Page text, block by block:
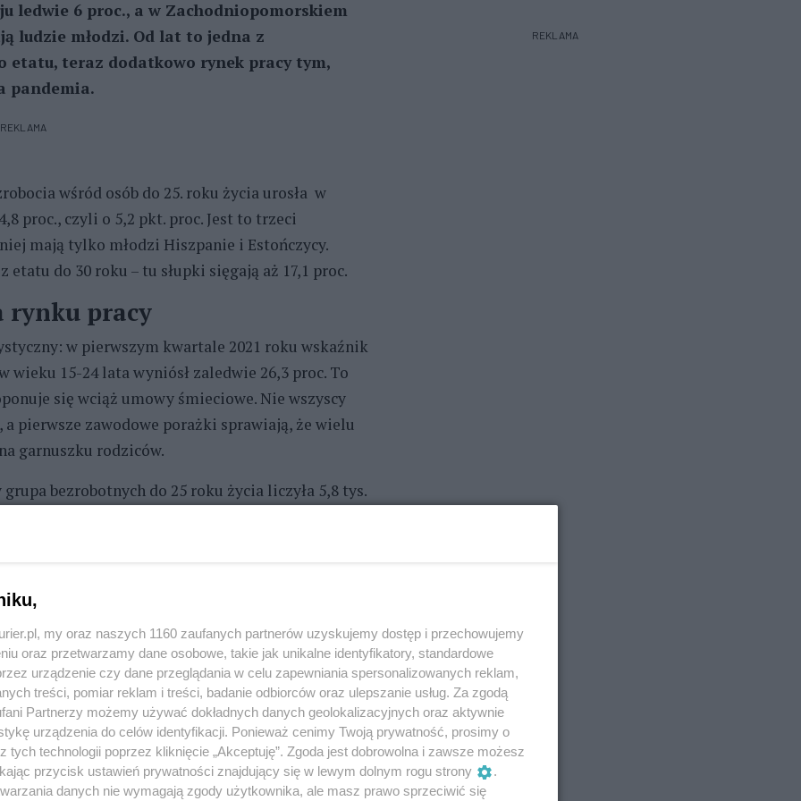
ledwie 6 proc., a w Zachodniopomorskiem
ludzie młodzi. Od lat to jedna z
etatu, teraz dodatkowo rynek pracy tym,
pandemia.
REKLAMA
wśród osób do 25. roku życia urosła w
proc., czyli o 5,2 pkt. proc. Jest to trzeci
mają tylko młodzi Hiszpanie i Estończycy.
do 30 roku – tu słupki sięgają aż 17,1 proc.
rynku pracy
w pierwszym kwartale 2021 roku wskaźnik
15-24 lata wyniósł zaledwie 26,3 proc. To
się wciąż umowy śmieciowe. Nie wszyscy
pierwsze zawodowe porażki sprawiają, że wielu
garnuszku rodziców.
bezrobotnych do 25 roku życia liczyła 5,8 tys.
w ogólnej liczbie zarejestrowanych – z
Pracy w Szczecinie.
bo nie mają doświadczenia i kwalifikacji.
zacząć pracę jeszcze na studiach. A z tym bywa
najniższą stawkę, czy wykładać towar w sklepie
studenta zgodna z wybranym przez niego
znalezieniem etatu mają jednak osoby z
REKLAMA
my oraz naszych 1160 zaufanych partnerów uzyskujemy dostęp i przechowujemy
oraz przetwarzamy dane osobowe, takie jak unikalne identyfikatory, standardowe
urządzenie czy dane przeglądania w celu zapewniania spersonalizowanych reklam,
treści, pomiar reklam i treści, badanie odbiorców oraz ulepszanie usług. Za zgodą
Partnerzy możemy używać dokładnych danych geolokalizacyjnych oraz aktywnie
urządzenia do celów identyfikacji. Ponieważ cenimy Twoją prywatność, prosimy o
tych technologii poprzez kliknięcie „Akceptuję”. Zgoda jest dobrowolna i zawsze możesz
przycisk ustawień prywatności znajdujący się w lewym dolnym rogu strony
.
danych nie wymagają zgody użytkownika, ale masz prawo sprzeciwić się